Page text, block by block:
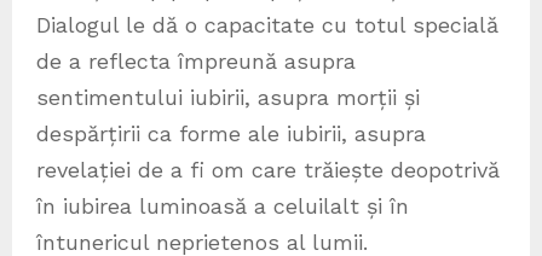
Dialogul le dă o capacitate cu totul specială
de a reflecta împreună asupra
sentimentului iubirii, asupra morții și
despărțirii ca forme ale iubirii, asupra
revelației de a fi om care trăiește deopotrivă
în iubirea luminoasă a celuilalt și în
întunericul neprietenos al lumii.